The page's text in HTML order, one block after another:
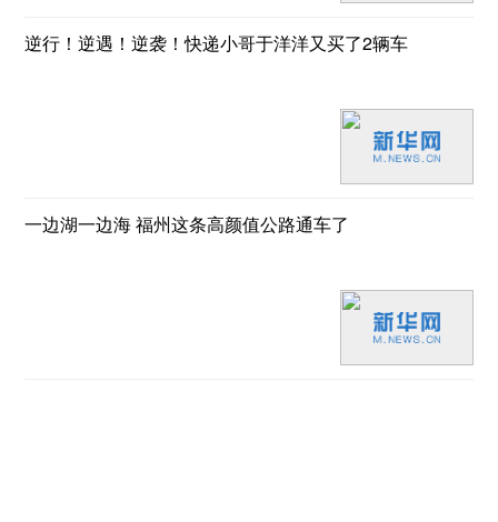
逆行！逆遇！逆袭！快递小哥于洋洋又买了2辆车
一边湖一边海 福州这条高颜值公路通车了